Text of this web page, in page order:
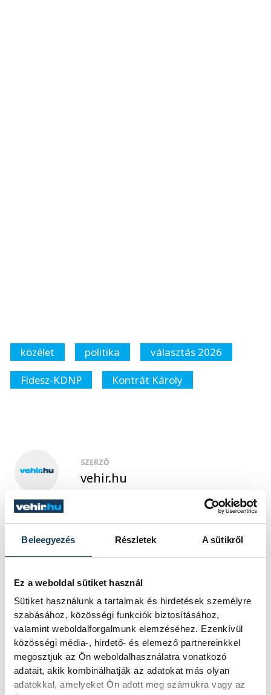
Beleegyezés Részletek A sütikről
Ez a weboldal sütiket használ
Sütiket használunk a tartalmak és hirdetések személyre
szabásához, közösségi funkciók biztosításához,
valamint weboldalforgalmunk elemzéséhez. Ezenkívül
közösségi média-, hirdető- és elemező partnereinkkel
megosztjuk az Ön weboldalhasználatra vonatkozó
adatait, akik kombinálhatják az adatokat más olyan
adatokkal, amelyeket Ön adott meg számukra vagy az
közélet politika
választás 2026
Fidesz-KDNP
Kontrát Károly
SZERZŐ
vehir.hu